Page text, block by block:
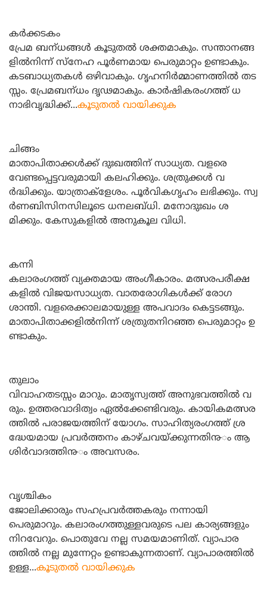
കര്‍ക്കടകം
പ്രേമ ബന്‌ധങ്ങള്‍ കൂടുതല്‍ ശക്തമാകും. സന്താനങ്ങ
ളില്‍നിന്ന്‌ സ്‌നേഹ പൂര്‍ണമായ പെരുമാറ്റം ഉണ്ടാകും.
കടബാധ്യതകള്‍ ഒഴിവാകും. ഗൃഹനിര്‍മ്മാണത്തില്‍ തട
സ്സം. പ്രേമബന്‌ധം ദൃഢമാകും. കാര്‍ഷികരംഗത്ത്‌ ധ
നാഭിവൃദ്ധിക്ക്‌...കൂടുതല്‍ വായിക്കുക
ചിങ്ങം
മാതാപിതാക്കള്‍ക്ക്‌ ദുഃഖത്തിന്‌ സാധ്യത. വളരെ
വേണ്ടപ്പെട്ടവരുമായി കലഹിക്കും. ശത്രുക്കള്‍ വ
ര്‍ദ്ധിക്കും. യാത്രാക്‌ളേശം. പൂര്‍വികഗൃഹം ലഭിക്കും. സ്വ
ര്‍ണബിസിനസിലൂടെ ധനലബ്‌ധി. മനോദുഃഖം ശ
മിക്കും. കേസുകളില്‍ അനുകൂല വിധി.
കന്നി
കലാരംഗത്ത്‌ വ്യക്തമായ അംഗീകാരം. മത്സരപരീക്ഷ
കളില്‍ വിജയസാധ്യത. വാതരോഗികള്‍ക്ക്‌ രോഗ
ശാന്തി. വളരെക്കാലമായുള്ള അപവാദം കെട്ടടങ്ങും.
മാതാപിതാക്കളില്‍നിന്ന്‌ ശത്രുതനിറഞ്ഞ പെരുമാറ്റം ഉ
ണ്ടാകും.
തുലാം
വിവാഹതടസ്സം മാറും. മാതൃസ്വത്ത്‌ അനുഭവത്തില്‍ വ
രും. ഉത്തരവാദിത്വം ഏല്‍ക്കേണ്ടിവരും. കായികമത്സര
ത്തില്‍ പരാജയത്തിന്‌ യോഗം. സാഹിത്യരംഗത്ത്‌ ശ്ര
ദ്ധേയമായ പ്രവര്‍ത്തനം കാഴ്ചവയ്ക്കുന്നതി൹ം ആ
ശിര്‍വാദത്തി൹ം അവസരം.
വൃശ്ചികം
ജോലിക്കാരും സഹപ്രവര്‍ത്തകരും നന്നായി
പെരുമാറും. കലാരംഗത്തുള്ളവരുടെ പല കാര്യങ്ങളും
നിറവേറും. പൊതുവേ നല്ല സമയമാണിത്‌. വ്യാപാര
ത്തില്‍ നല്ല മുന്നേറ്റം ഉണ്ടാകുന്നതാണ്‌. വ്യാപാരത്തില്‍
ഉള്ള...കൂടുതല്‍ വായിക്കുക